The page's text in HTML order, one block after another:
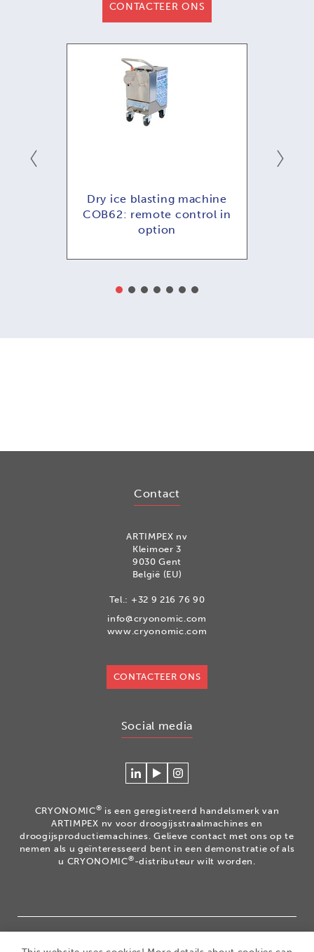
CONTACTEER ONS
Dry ice blasting machine
COB62: remote control in
option
Contact
ARTIMPEX nv
Kleimoer 3
9030 Gent
België (EU)
Tel.: +32 9 216 76 90
info@cryonomic.com
www.cryonomic.com
CONTACTEER ONS
Social media
Connecteer
Cryonomic
op
Linkedin
Watch
videos
on
the
Cryonomic
Youtube
Volg
Instagram
CRYONOMIC® is een geregistreerd handelsmerk van
ARTIMPEX nv voor droogijsstraalmachines en
droogijsproductiemachines. Gelieve contact met ons op te
nemen als u geïnteresseerd bent in een demonstratie of als
u CRYONOMIC®-distributeur wilt worden.